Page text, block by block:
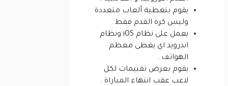
يقوم بتغطية ألعاب متعددة
وليس كرة القدم فقط .
يعمل على نظام iOS ونظام
اندرويد اي يغطى معظم
الهواتف .
يقوم بعرض تقييمات لكل
لاعب عقب انتهاء المباراة .